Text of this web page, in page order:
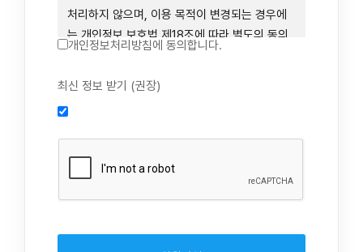
제1장 총칙
제1조 (목적)
웹사이트, 관련 소프트웨어 및 장비 등을 통하여
제공하는 "사이드톡" 서비스와 관련하여 회사와
사항을 규정함을 목적으로 합니다.
처리하지 않으며, 이용 목적이 변경되는 경우에
는 개인정보 보호법 제18조에 따라 별도의 동의
를 받는 등 법령상 필요한 조치를 이행합니다.
인 동의 진행, 이용자 및 법정대리인의 본인 확
인, 이용자 식별, 회원탈퇴 의사의 확인
2. 약관 위반 행위 등을 포함하여 서비스의 원활
한 운영에 지장을 주는 행위에 대한 방지 및 제
재, 계정도용 방지, 약관 개정 등의 고지사항 전
달, 분쟁조정을 위한 기록 보존, 민원처리 등 이
3. 서비스 이용기록과 접속 빈도 분석, 서비스 이
개인정보처리방침에 동의합니다.
최신 정보 받기 (권장)